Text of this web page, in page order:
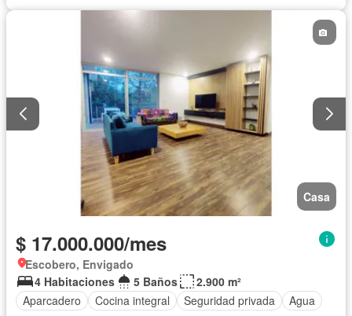
Casa
$ 17.000.000/mes
Escobero, Envigado
4 Habitaciones
5 Baños
2.900 m²
Aparcadero
Cocina integral Seguridad privada Agua